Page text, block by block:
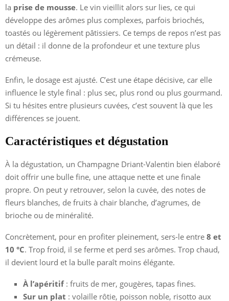
la prise de mousse. Le vin vieillit alors sur lies, ce qui
développe des arômes plus complexes, parfois briochés,
toastés ou légèrement pâtissiers. Ce temps de repos n’est pas
un détail : il donne de la profondeur et une texture plus
crémeuse.
Enfin, le dosage est ajusté. C’est une étape décisive, car elle
influence le style final : plus sec, plus rond ou plus gourmand.
Si tu hésites entre plusieurs cuvées, c’est souvent là que les
différences se jouent.
Caractéristiques et dégustation
À la dégustation, un Champagne Driant-Valentin bien élaboré
doit offrir une bulle fine, une attaque nette et une finale
propre. On peut y retrouver, selon la cuvée, des notes de
fleurs blanches, de fruits à chair blanche, d’agrumes, de
brioche ou de minéralité.
Concrètement, pour en profiter pleinement, sers-le entre 8 et
10 °C. Trop froid, il se ferme et perd ses arômes. Trop chaud,
il devient lourd et la bulle paraît moins élégante.
À l’apéritif: fruits de mer, gougères, tapas fines.
Sur un plat : volaille rôtie, poisson noble, risotto aux